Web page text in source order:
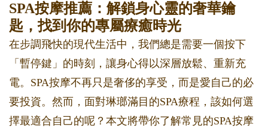
SPA按摩推薦：解鎖身心靈的奢華鑰
匙，找到你的專屬療癒時光
在步調飛快的現代生活中，我們總是需要一個按下
「暫停鍵」的時刻，讓身心得以深層放鬆、重新充
電。SPA按摩不再只是奢侈的享受，而是愛自己的必
要投資。然而，面對琳瑯滿目的SPA療程，該如何選
擇最適合自己的呢？本文將帶你了解常見的SPA按摩